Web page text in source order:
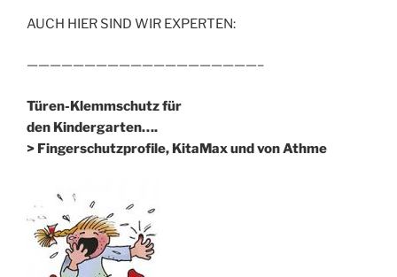
AUCH HIER SIND WIR EXPERTEN:
————————————————————–
Türen-Klemmschutz für
den Kindergarten….
> Fingerschutzprofile, KitaMax und von Athme